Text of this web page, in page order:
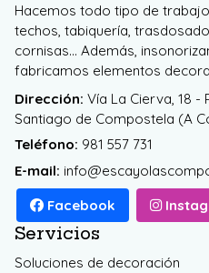
Hacemos todo tipo de
techos, tabiquería,
cornisas... Además,
fabricamos elementos
Dirección: Vía La Cierva, 18 -
Santiago de Compostela (A
Teléfono: 981 557 731
E-mail:
Facebook
Servicios
Soluciones de decoración